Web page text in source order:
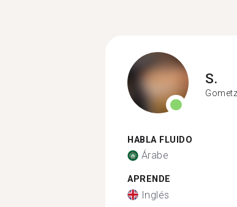
S.
HABLA FLUIDO
Árabe
APRENDE
Inglés